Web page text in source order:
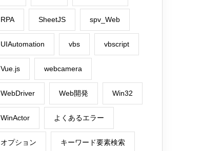
RPA SheetJS spv_Web
UIAutomation vbs vbscript
Vue.js webcamera
WebDriver Web開発 Win32
WinActor よくあるエラー
オプション キーワード要素検索